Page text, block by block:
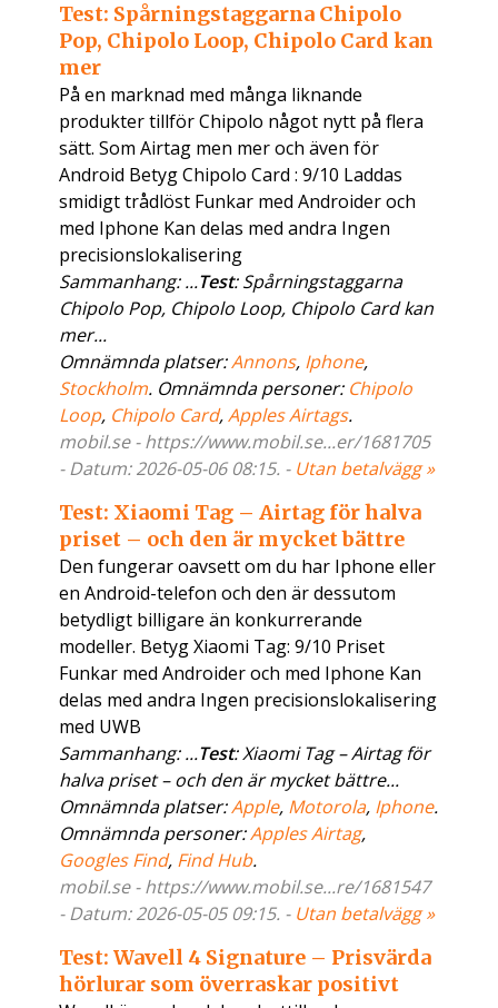
Test: Spårningstaggarna Chipolo
Pop, Chipolo Loop, Chipolo Card kan
mer
På en marknad med många liknande
produkter tillför Chipolo något nytt på flera
sätt. Som Airtag men mer och även för
Android Betyg Chipolo Card : 9/10 Laddas
smidigt trådlöst Funkar med Androider och
med Iphone Kan delas med andra Ingen
precisionslokalisering
Sammanhang: ...Test: Spårningstaggarna
Chipolo Pop, Chipolo Loop, Chipolo Card kan
mer...
Omnämnda platser:Annons, Iphone,
Stockholm. Omnämnda personer: Chipolo
Loop, Chipolo Card,Apples Airtags.
mobil.se - https://www.mobil.se...er/1681705
- Datum: 2026-05-06 08:15. - Utan betalvägg »
Test: Xiaomi Tag – Airtag för halva
priset – och den är mycket bättre
Den fungerar oavsett om du har Iphone eller
en Android-telefon och den är dessutom
betydligt billigare än konkurrerande
modeller. Betyg Xiaomi Tag: 9/10 Priset
Funkar med Androider och med Iphone Kan
delas med andra Ingen precisionslokalisering
med UWB
Sammanhang: ...Test: Xiaomi Tag – Airtag för
halva priset – och den är mycket bättre...
Omnämnda platser:Apple, Motorola, Iphone.
Omnämnda personer:Apples Airtag,
Googles Find, Find Hub.
mobil.se - https://www.mobil.se...re/1681547
- Datum: 2026-05-05 09:15. - Utan betalvägg »
Test: Wavell 4 Signature – Prisvärda
hörlurar som överraskar positivt